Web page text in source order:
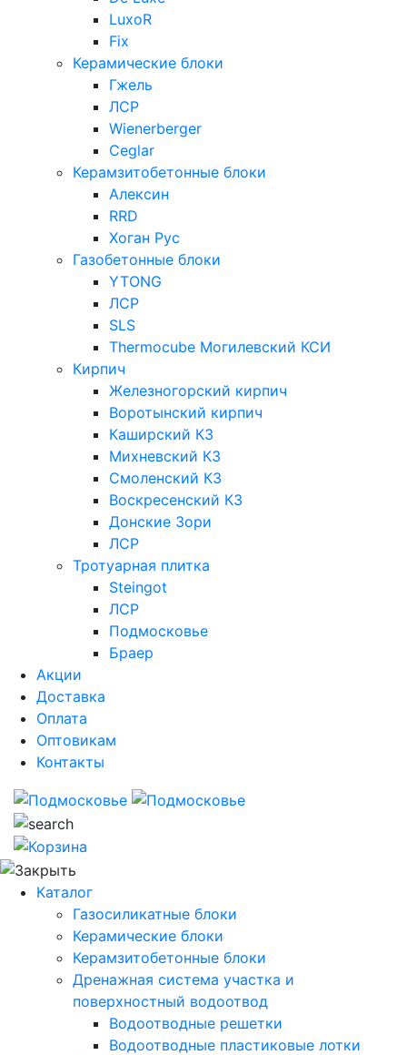
LuxoR
Fix
Керамические блоки
Гжель
ЛСР
Wienerberger
Ceglar
Керамзитобетонные блоки
Алексин
RRD
Хоган Рус
Газобетонные блоки
YTONG
ЛСР
SLS
Thermocube Могилевский КСИ
Кирпич
Железногорский кирпич
Воротынский кирпич
Каширский КЗ
Михневский КЗ
Смоленский КЗ
Воскресенский КЗ
Донские Зори
ЛСР
Тротуарная плитка
Steingot
ЛСР
Подмосковье
Браер
Акции
Доставка
Оплата
Оптовикам
Контакты
Каталог
Газосиликатные блоки
Керамические блоки
Керамзитобетонные блоки
Дренажная система участка и
поверхностный водоотвод
Водоотводные решетки
Водоотводные пластиковые лотки